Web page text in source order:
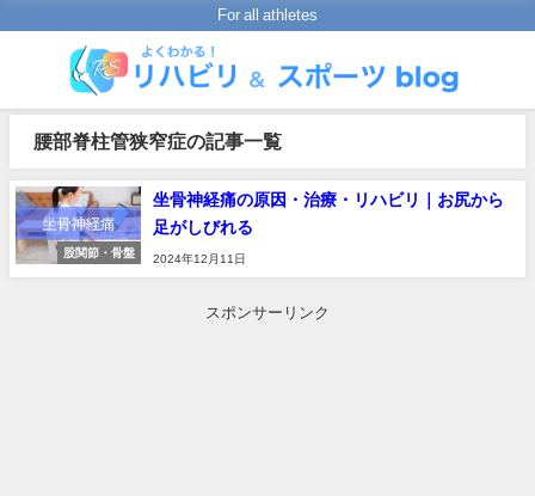
For all athletes
腰部脊柱管狭窄症の記事一覧
股関節・骨盤
坐骨神経痛の原因・治療・リハビリ｜お尻から
足がしびれる
2024年12月11日
スポンサーリンク